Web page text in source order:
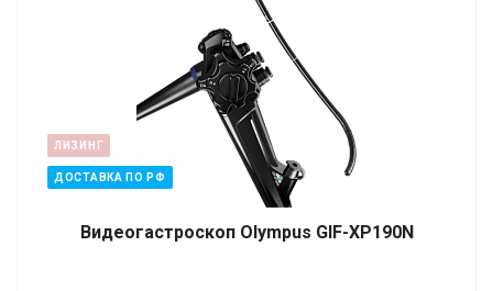
ЛИЗИНГ
ДОСТАВКА ПО РФ
Видеогастроскоп Olympus GIF-XP190N